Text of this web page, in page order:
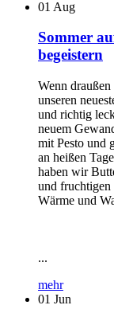
01 Aug
Sommer
begeistern
Wenn
unseren
und richtig
neuem
mit Pesto und
an heißen
haben wir
und fruchtigen
Wärme und
...
mehr
01 Jun